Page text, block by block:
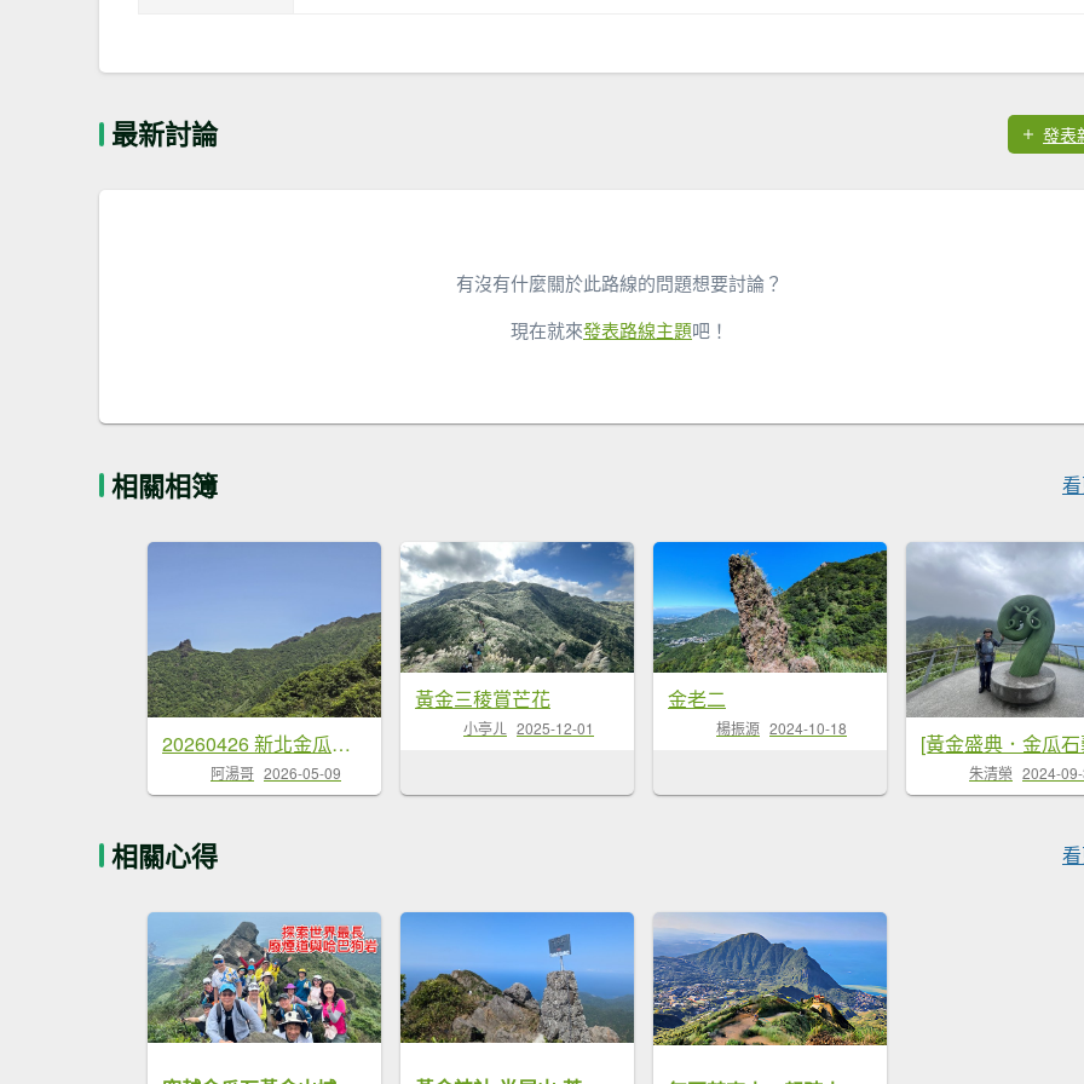
最新討論 發表
有沒有什麼關於此路線的問題想要討論？
現在就來發表路線主題吧！
相關相簿
20260426 新北金瓜石半屏山無耳茶壺山
阿湯哥 2026-05-09
黃金三稜賞芒花
小亭ㄦ 2025-12-01
金老二
楊振源 2024-10-18
朱清榮 2024-
相關心得